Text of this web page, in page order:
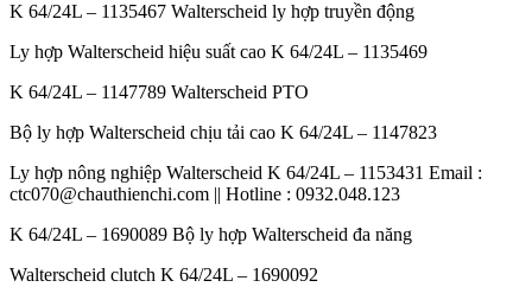
K 64/24L – 1135467 Walterscheid ly hợp truyền động
Ly hợp Walterscheid hiệu suất cao K 64/24L – 1135469
K 64/24L – 1147789 Walterscheid PTO
Bộ ly hợp Walterscheid chịu tải cao K 64/24L – 1147823
Ly hợp nông nghiệp Walterscheid K 64/24L – 1153431 Email :
ctc070@chauthienchi.com || Hotline : 0932.048.123
K 64/24L – 1690089 Bộ ly hợp Walterscheid đa năng
Walterscheid clutch K 64/24L – 1690092